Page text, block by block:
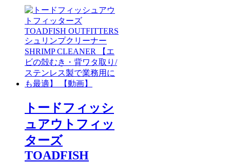
トードフィッシ
ュアウトフィッ
ターズ
TOADFISH